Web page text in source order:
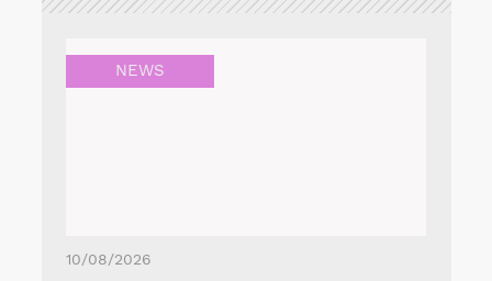
NEWS
10/08/2026